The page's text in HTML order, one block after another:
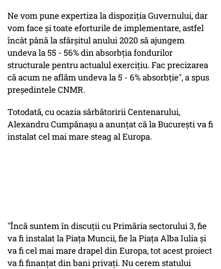
Ne vom pune expertiza la dispoziţia Guvernului, dar
vom face şi toate eforturile de implementare, astfel
încât până la sfârşitul anului 2020 să ajungem
undeva la 55 - 56% din absorbţia fondurilor
structurale pentru actualul exerciţiu. Fac precizarea
că acum ne aflăm undeva la 5 - 6% absorbţie", a spus
președintele CNMR.
Totodată, cu ocazia sărbătoririi Centenarului,
Alexandru Cumpănaşu a anunţat că la București va fi
instalat cel mai mare steag al Europa.
"Încă suntem în discuţii cu Primăria sectorului 3, fie
va fi instalat la Piaţa Muncii, fie la Piaţa Alba Iulia şi
va fi cel mai mare drapel din Europa, tot acest proiect
va fi finanţat din bani privaţi. Nu cerem statului